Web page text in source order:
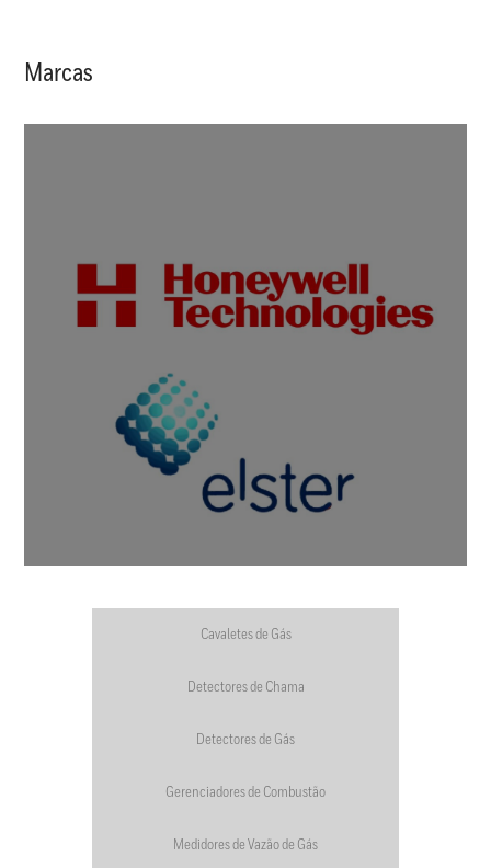
Marcas
Cavaletes de Gás
Detectores de Chama
Detectores de Gás
Gerenciadores de Combustão
Medidores de Vazão de Gás